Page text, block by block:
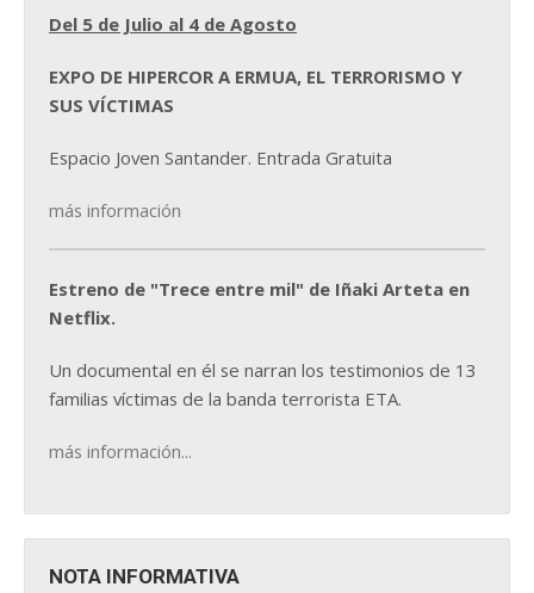
Del 5 de Julio al 4 de Agosto
EXPO DE HIPERCOR A ERMUA, EL TERRORISMO Y
SUS VÍCTIMAS
Espacio Joven Santander. Entrada Gratuita
más información
Estreno de "Trece entre mil" de Iñaki Arteta en
Netflix.
Un documental en él se narran los testimonios de 13
familias víctimas de la banda terrorista ETA.
más información...
NOTA INFORMATIVA